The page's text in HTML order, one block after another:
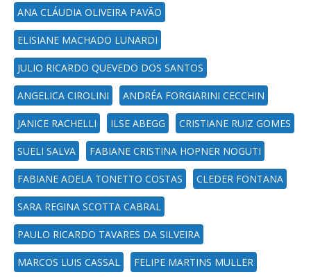
ANA CLÁUDIA OLIVEIRA PAVÃO
ELISIANE MACHADO LUNARDI
JULIO RICARDO QUEVEDO DOS SANTOS
ANGELICA CIROLINI ANDRÉA FORGIARINI CECCHIN
JANICE RACHELLI ILSE ABEGG CRISTIANE RUIZ GOMES
SUELI SALVA FABIANE CRISTINA HOPNER NOGUTI
FABIANE ADELA TONETTO COSTAS CLEDER FONTANA
SARA REGINA SCOTTA CABRAL
PAULO RICARDO TAVARES DA SILVEIRA
MARCOS LUIS CASSAL FELIPE MARTINS MULLER